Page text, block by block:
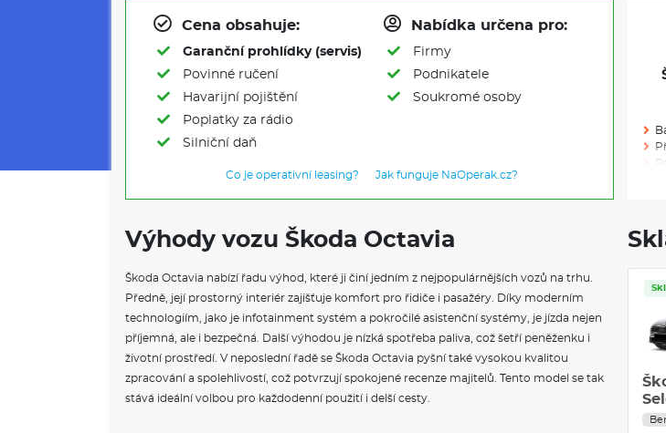
Cena obsahuje:
Garanční prohlídky (servis)
Povinné ručení
Havarijní pojištění
Poplatky za rádio
Silniční daň
Nabídka určena pro:
Firmy
Podnikatele
Soukromé osoby
Co je operativní leasing? Jak funguje NaOperak.cz?
Výhody vozu Škoda Octavia
Škoda Octavia nabízí řadu výhod, které ji činí jedním z nejpopulárnějších vozů na trhu.
Předně, její prostorný interiér zajišťuje komfort pro řidiče i pasažéry. Díky moderním
technologiím, jako je infotainment systém a pokročilé asistenční systémy, je jízda nejen
příjemná, ale i bezpečná. Další výhodou je nízká spotřeba paliva, což šetří peněženku i
životní prostředí. V neposlední řadě se Škoda Octavia pyšní také vysokou kvalitou
zpracování a spolehlivostí, což potvrzují spokojené recenze majitelů. Tento model se tak
stává ideální volbou pro každodenní použití i delší cesty.
m-